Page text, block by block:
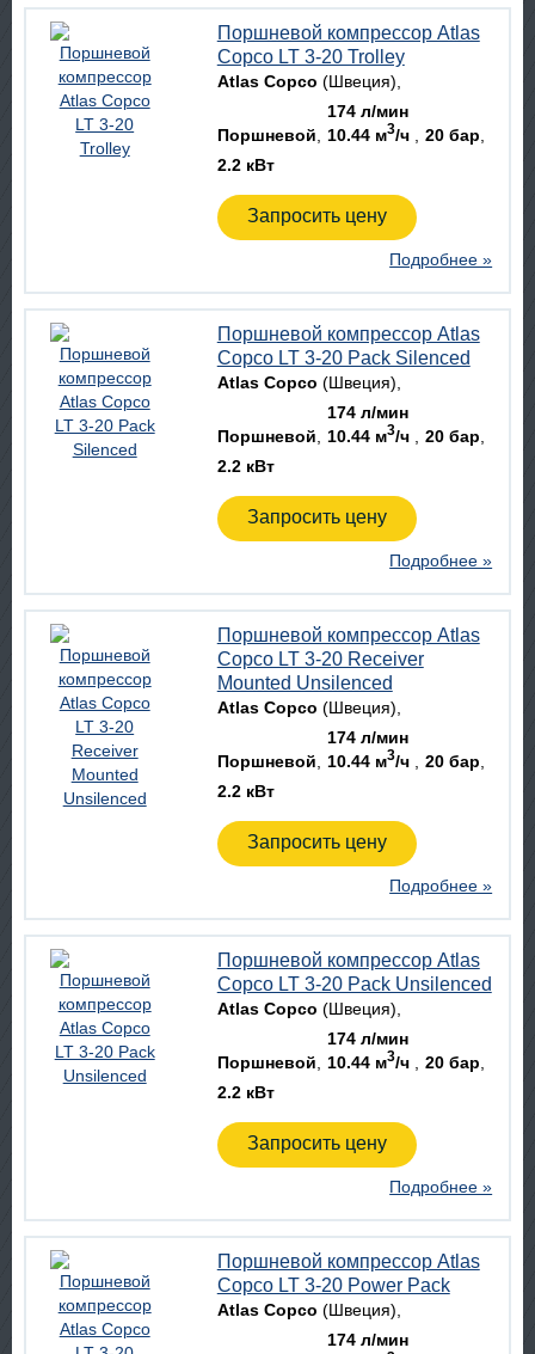
Поршневой компрессор Atlas
Copco LT 3-20 Trolley
Atlas Copco (Швеция)
Поршневой
174 л/мин
10.44 м3/ч
20 бар
2.2 кВт
Запросить цену
Подробнее »
Поршневой компрессор Atlas
Copco LT 3-20 Pack Silenced
Atlas Copco (Швеция)
Поршневой
174 л/мин
10.44 м3/ч
20 бар
2.2 кВт
Запросить цену
Подробнее »
Поршневой компрессор Atlas
Copco LT 3-20 Receiver
Mounted Unsilenced
Atlas Copco (Швеция)
Поршневой
174 л/мин
10.44 м3/ч
20 бар
2.2 кВт
Запросить цену
Подробнее »
Поршневой компрессор Atlas
Copco LT 3-20 Pack Unsilenced
Atlas Copco (Швеция)
Поршневой
174 л/мин
10.44 м3/ч
20 бар
2.2 кВт
Запросить цену
Подробнее »
Поршневой компрессор Atlas
Copco LT 3-20 Power Pack
Atlas Copco (Швеция)
174 л/мин